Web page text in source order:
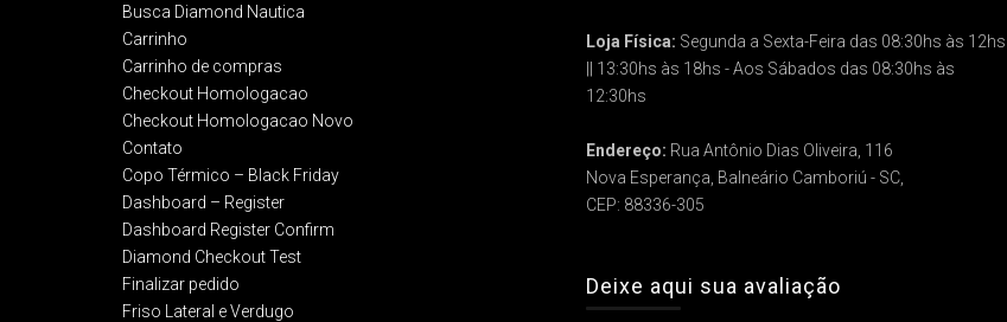
Busca Diamond Nautica
Carrinho
Carrinho de compras
Checkout Homologacao
Checkout Homologacao Novo
Contato
Copo Térmico – Black Friday
Dashboard – Register
Dashboard Register Confirm
Diamond Checkout Test
Finalizar pedido
Friso Lateral e Verdugo
Loja Física: Segunda a Sexta-Feira das 08:30hs às 12hs
|| 13:30hs às 18hs - Aos Sábados das 08:30hs às
12:30hs
Endereço: Rua Antônio Dias Oliveira, 116
Nova Esperança, Balneário Camboriú - SC,
CEP: 88336-305
Deixe aqui sua avaliação